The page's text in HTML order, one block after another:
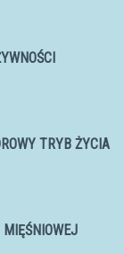
TRYB ŻYCIA